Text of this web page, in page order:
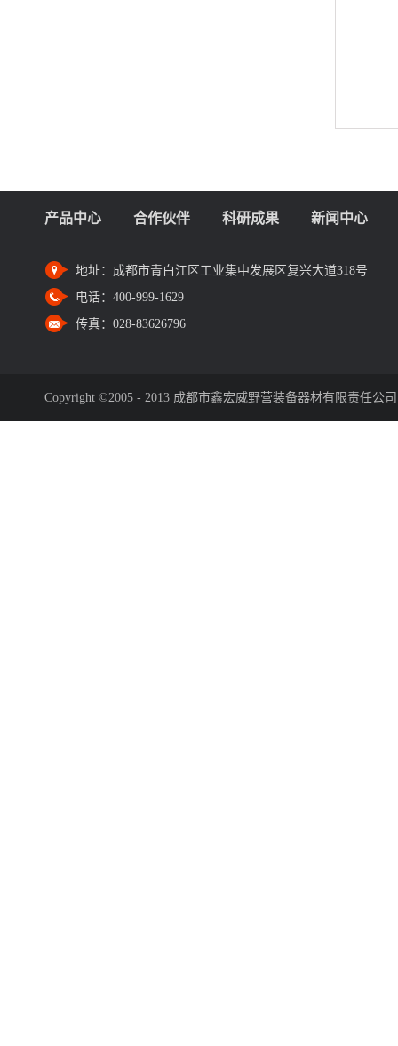
产品中心 合作伙伴 科研成果 新闻中心
地址： 成都市青白江区工业集中发展区复兴大道318号
电话： 400-999-1629
传真： 028-83626796
Copyright ©2005 - 2013 成都市鑫宏威野营装备器材有限责任公司